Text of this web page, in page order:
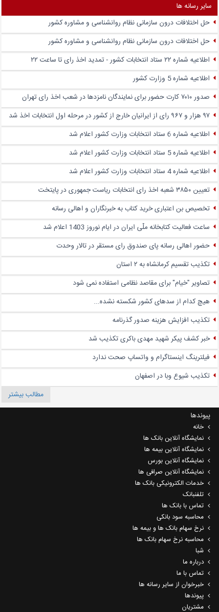
سایر رسانه ها
حل اختلافات درون سازمانی نظام روانشناسی و مشاوره کشور
حل اختلافات درون سازمانی نظام روانشناسی و مشاوره کشور
اطلاعیه شماره ۲۲ ستاد انتخابات کشور - تمدید اخذ رای تا ساعت ۲۲
اطلاعیه شماره 5 وزارت کشور
صدور ۷۰۱۰ کارت حضور برای نمایندگان نامزدها در شعب اخذ رای تهران
۹۷ هزار و ۹۶۷ رای از ایرانیان خارج از کشور در مرحله اول انتخابات اخذ شد
اطلاعیه شماره 6 ستاد انتخابات وزارت کشور اعلام شد
اطلاعیه شماره 5 ستاد انتخابات وزارت کشور اعلام شد
اطلاعیه شماره 4 ستاد انتخابات وزارت کشور اعلام شد
تعیین ۳۸۵۰ شعبه اخذ رای انتخابات ریاست جمهوری در پایتخت
تخصیص بن اعتباری خرید کتاب به خبرنگاران و اهالی رسانه
ساعت فعالیت کتابخانه ملّی ایران در ایام نوروز 1403 اعلام شد
حضور اهالی رسانه پای صندوق‌ رای مستقر در تالار وحدت
تکذیب تقسیم کرمانشاه به ۲ استان
تصاویر "خیام" برای مقاصد نظامی استفاده نمی شود
هیچ کدام از سدهای کشور شکسته نشده...
تکذیب افزایش هزینه صدور گذرنامه
خبر کشف پیکر شهید مهدی باکری تکذیب شد
فیلترینگ اینستاگرام و واتساپ صحت ندارد
تکذیب شیوع وبا در اصفهان
مطالب بیشتر
پیوندها
خانه
نمایشگاه آنلاین بانک ها
نمایشگاه آنلاین بیمه ها
نمایشگاه آنلاین بورس
نمایشگاه آنلاین صرافی ها
خدمات الکترونیکی بانک ها
تلفنبانک
تماس با بانک ها
محاسبه سود بانکی
نرخ سهام بانک ها و بیمه ها
محاسبه نرخ سهام بانک ها
شبا
درباره ما
تماس با ما
خبرخوان از سایر رسانه ها
پیوندها
مشتریان